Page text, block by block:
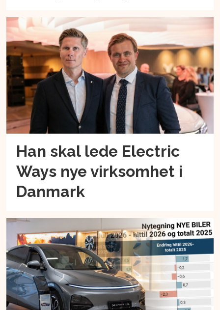
Han skal lede Electric
Ways nye virksomhet i
Danmark